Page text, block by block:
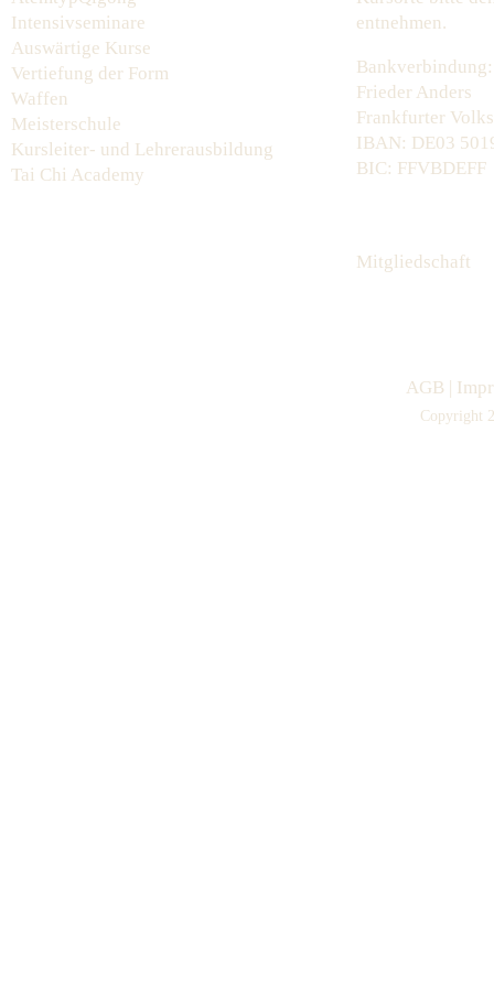
Intensivseminare
Auswärtige Kurse
Vertiefung der Form
Waffen
Meisterschule
Kursleiter- und Lehrerausbildung
Tai Chi Academy
entnehmen.
Bankverbindung:
Frieder Anders
Frankfurter
IBAN: DE03
BIC: FFVBDEFF
Mitgliedschaft
AGB |
Copyright